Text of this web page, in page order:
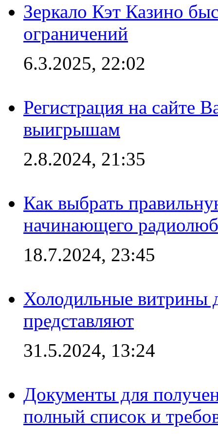
Зеркало Кэт Казино
ограничений
6.3.2025, 22:02
Регистрация на сайте
выигрышам
2.8.2024, 21:35
Как выбрать
начинающего
18.7.2024, 23:45
Холодильные витрины
представляют
31.5.2024, 13:24
Документы для
полный список и